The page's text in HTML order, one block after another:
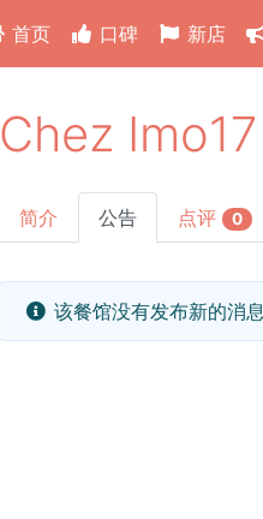
首页 口碑 新店
Chez Imo17
简介 公告 点评 0
该餐馆没有发布新的消息